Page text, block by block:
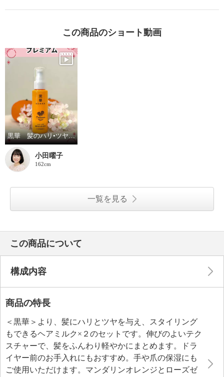
この商品のショート動画
黒華 髪のハリ•ツヤ美容液 プレミアム
小田曜子
162cm
一覧を見る
この商品について
構成内容
商品の特長
＜黒華＞より、髪にハリとツヤを与え、スタイリング
もできるヘアミルク×２のセットです。伸びのよいテク
スチャーで、髪をふんわり軽やかにまとめます。ドラ
イヤー前のお手入れにもおすすめ。手や爪の保湿にも
ご使用いただけます。マンダリンオレンジとローズゼ